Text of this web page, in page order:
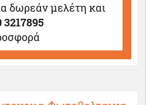
3217895
δωρεάν μελέτη και